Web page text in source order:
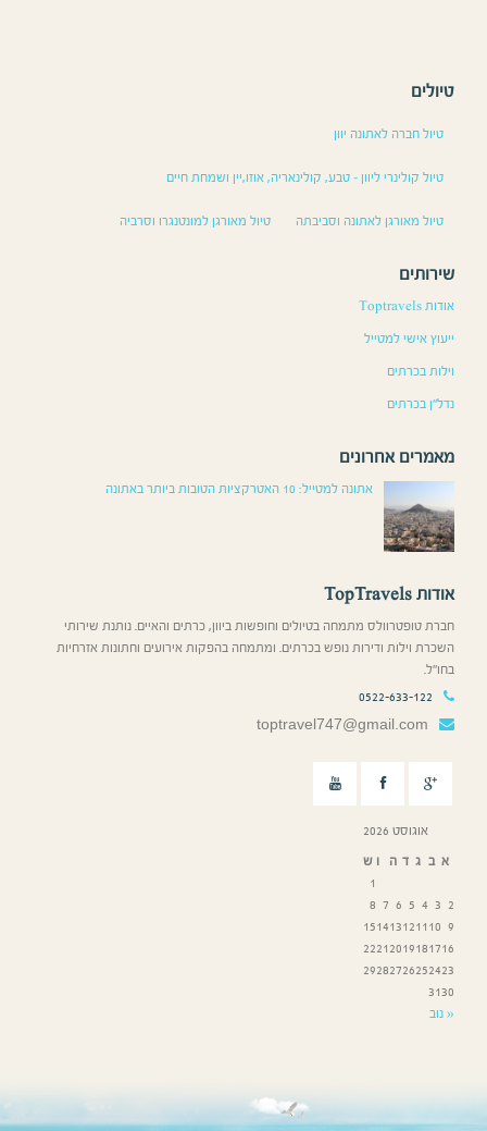
טיולים
טיול חברה לאתונה יוון
טיול קולינרי ליוון – טבע, קולינאריה, אוזו,יין ושמחת חיים
טיול מאורגן לאתונה וסביבתה טיול מאורגן למונטנגרו וסרביה
שירותים
אודות Toptravels
ייעוץ אישי למטייל
וילות בכרתים
נדל”ן בכרתים
מאמרים אחרונים
אתונה למטייל: 10 האטרקציות הטובות ביותר באתונה
אודות TopTravels
חברת טופטרוולס מתמחה בטיולים וחופשות ביוון, כרתים והאיים. נותנת שירותי
השכרת וילות ודירות נופש בכרתים. ומתמחה בהפקות אירועים וחתונות אזרחיות
בחו”ל.
0522-633-122
toptravel747@gmail.com
אוגוסט 2026
א ב ג ד ה ו ש
1
2
3
4
5
6
7
8
9
10
11
12
13
14
15
16
17
18
19
20
21
22
23
24
25
26
27
28
29
30
31
« נוב